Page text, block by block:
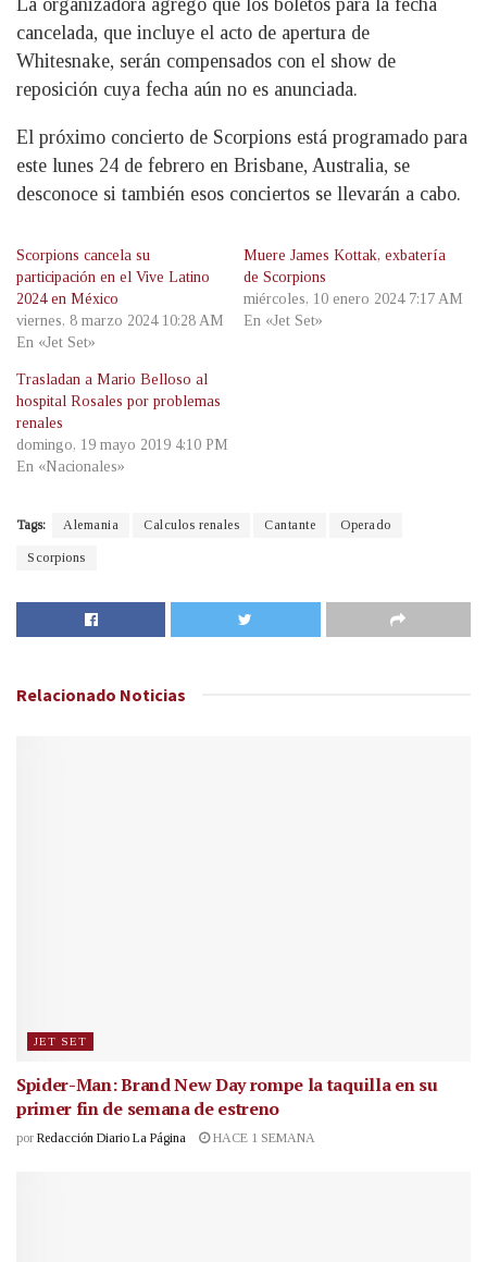
cancelada, que incluye el acto de apertura de
Whitesnake, serán compensados con el show de
reposición cuya fecha aún no es anunciada.
El próximo concierto de Scorpions está programado para
este lunes 24 de febrero en Brisbane, Australia, se
desconoce si también esos conciertos se llevarán a cabo.
Scorpions cancela su
participación en el Vive Latino
2024 en México
viernes, 8 marzo 2024 10:28 AM
En «Jet Set»
Muere James Kottak, exbatería
de Scorpions
miércoles, 10 enero 2024 7:17 AM
En «Jet Set»
Trasladan a Mario Belloso al
hospital Rosales por problemas
renales
domingo, 19 mayo 2019 4:10 PM
En «Nacionales»
Tags: Alemania Calculos renales Cantante Operado
Scorpions
Relacionado Noticias
JET SET
Spider-Man: Brand New Day rompe la taquilla en su
primer fin de semana de estreno
por Redacción Diario La Página HACE 1 SEMANA